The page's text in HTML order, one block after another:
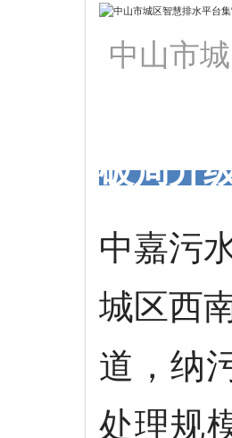
中山市
破局升
中嘉污
城区西
道，纳
处理规